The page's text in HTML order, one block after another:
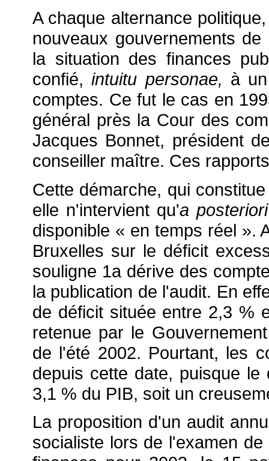
A chaque alternance
nouveaux gouvernements
la situation des finances
confié,intuitu personae, à
comptes. Ce fut le cas en
général près la Cour des
Jacques Bonnet, président
conseiller maître. Ces
Cette démarche, qui
elle n'intervient qu'a posteriori
disponible « en temps réel ».
Bruxelles sur le déficit
souligne 1a dérive des
la publication de l'audit. En
de déficit située entre 2,3 %
retenue par le
de l'été 2002. Pourtant, les
depuis cette date, puisque
3,1 % du PIB, soit un
La proposition d'un audit
socialiste lors de l'examen